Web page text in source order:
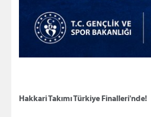
Hakkari Takımı Türkiye Finalleri'nde!